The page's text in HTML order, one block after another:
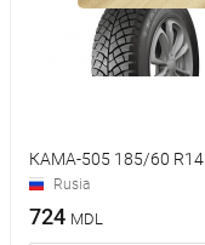
КАМА-505 185/60 R14
Rusia
724 MDL